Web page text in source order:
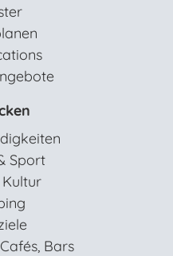
Sport
Bars